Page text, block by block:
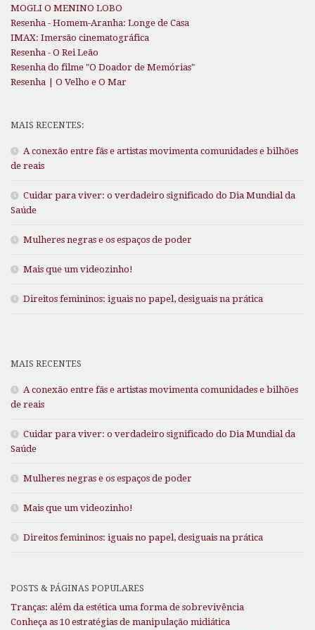
MOGLI O MENINO LOBO
Resenha - Homem-Aranha: Longe de Casa
IMAX: Imersão cinematográfica
Resenha - O Rei Leão
Resenha do filme "O Doador de Memórias"
Resenha | O Velho e O Mar
MAIS RECENTES:
A conexão entre fãs e artistas movimenta comunidades e bilhões
de reais
Cuidar para viver: o verdadeiro significado do Dia Mundial da
Saúde
Mulheres negras e os espaços de poder
Mais que um videozinho!
Direitos femininos: iguais no papel, desiguais na prática
MAIS RECENTES
A conexão entre fãs e artistas movimenta comunidades e bilhões
de reais
Cuidar para viver: o verdadeiro significado do Dia Mundial da
Saúde
Mulheres negras e os espaços de poder
Mais que um videozinho!
Direitos femininos: iguais no papel, desiguais na prática
POSTS & PÁGINAS POPULARES
Tranças: além da estética uma forma de sobrevivência
Conheça as 10 estratégias de manipulação midiática